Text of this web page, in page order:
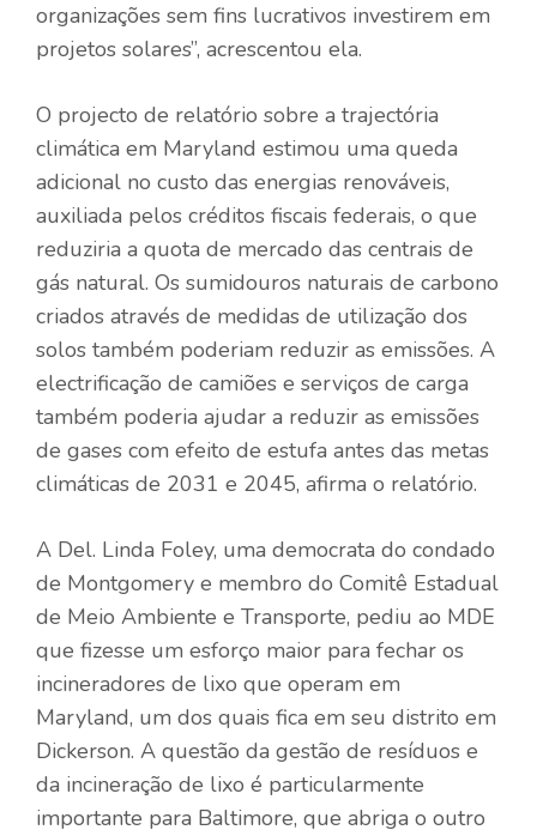
organizações sem fins lucrativos investirem em
projetos solares”, acrescentou ela.
O projecto de relatório sobre a trajectória
climática em Maryland estimou uma queda
adicional no custo das energias renováveis,
auxiliada pelos créditos fiscais federais, o que
reduziria a quota de mercado das centrais de
gás natural. Os sumidouros naturais de carbono
criados através de medidas de utilização dos
solos também poderiam reduzir as emissões. A
electrificação de camiões e serviços de carga
também poderia ajudar a reduzir as emissões
de gases com efeito de estufa antes das metas
climáticas de 2031 e 2045, afirma o relatório.
A Del. Linda Foley, uma democrata do condado
de Montgomery e membro do Comitê Estadual
de Meio Ambiente e Transporte, pediu ao MDE
que fizesse um esforço maior para fechar os
incineradores de lixo que operam em
Maryland, um dos quais fica em seu distrito em
Dickerson. A questão da gestão de resíduos e
da incineração de lixo é particularmente
importante para Baltimore, que abriga o outro